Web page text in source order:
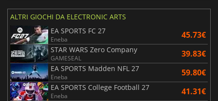
ALTRI GIOCHI DA ELECTRONIC ARTS
EA SPORTS FC 27
Eneba 45.73€
STAR WARS Zero Company
GAMESEAL 39.83€
EA SPORTS Madden NFL 27
Eneba 59.80€
EA SPORTS College Football 27
Eneba 41.31€